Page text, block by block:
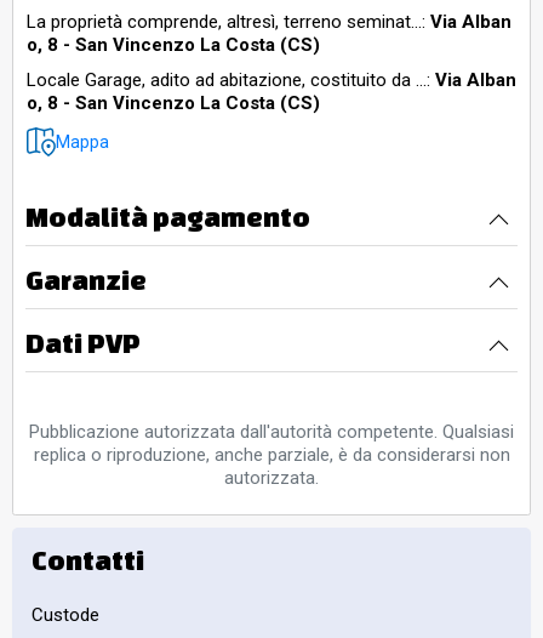
La proprietà comprende, altresì, terreno seminat...: Via Alban
o, 8 - San Vincenzo La Costa (CS)
Locale Garage, adito ad abitazione, costituito da ...: Via Alban
o, 8 - San Vincenzo La Costa (CS)
Mappa
Modalità pagamento
Garanzie
Dati PVP
Pubblicazione autorizzata dall'autorità competente. Qualsiasi
replica o riproduzione, anche parziale, è da considerarsi non
autorizzata.
Contatti
Custode